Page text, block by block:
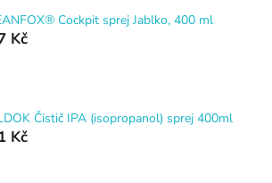
Cockpit sprej Jablko, 400 ml
Kč
Čistič IPA (isopropanol) sprej 400ml
Kč